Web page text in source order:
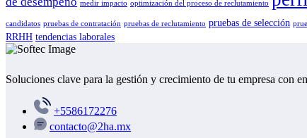
medir impacto optimización del proceso de reclutamiento
candidatos pruebas de contratación pruebas de reclutamiento pruebas de selección
RRHH tendencias laborales
Soluciones clave para la gestión y crecimiento de tu empresa con
+5586172276
contacto@2ha.mx